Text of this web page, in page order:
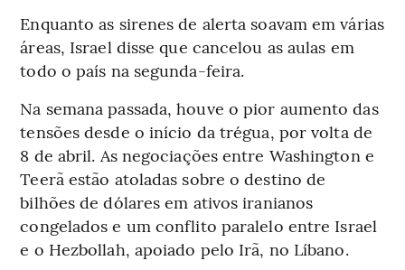
Enquanto as sirenes de alerta soavam em várias
áreas, Israel disse que cancelou as aulas em
todo o país na segunda-feira.
Na semana passada, houve o pior aumento das
tensões desde o início da trégua, por volta de
8 de abril. As negociações entre Washington e
Teerã estão atoladas sobre o destino de
bilhões de dólares em ativos iranianos
congelados e um conflito paralelo entre Israel
e o Hezbollah, apoiado pelo Irã, no Líbano.